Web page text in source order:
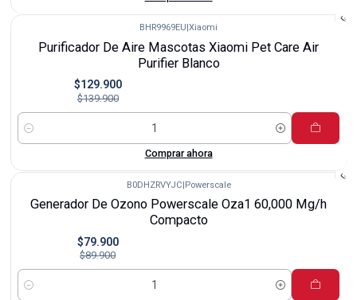
BHR9969EU Xiaomi
Purificador De Aire Mascotas Xiaomi Pet Care Air
Purifier Blanco
$129.900
$139.900
Cantidad
Comprar ahora
B0DHZRVYJC|Powerscale
Generador De Ozono Powerscale Oza1 60,000 Mg/h
Compacto
$79.900
$89.900
Cantidad